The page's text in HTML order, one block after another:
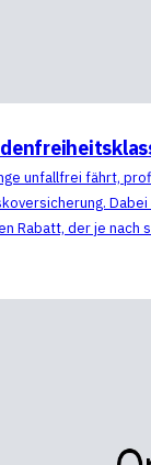
unfallfrei fährt,
Rabatt, der je nach